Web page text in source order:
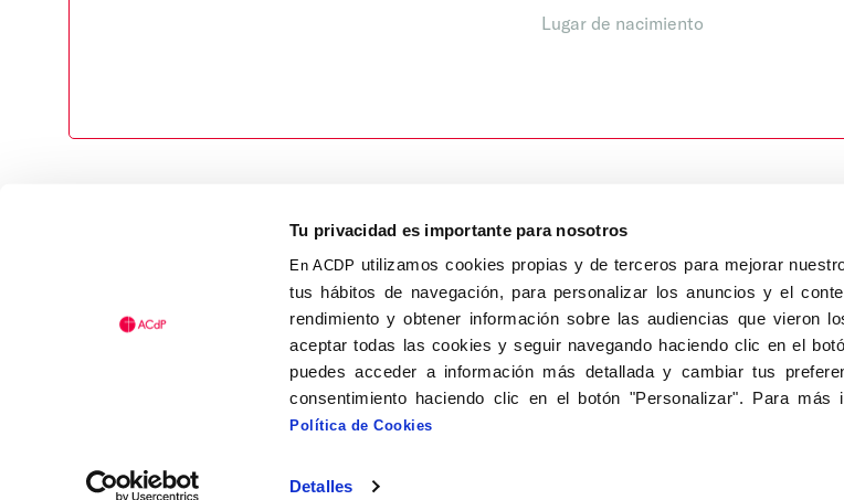
Tu privacidad es importante para nosotros
En ACDP utilizamos cookies propias y de terceros para mejorar
tus hábitos de navegación, para personalizar los anuncios y el
rendimiento y obtener información sobre las audiencias que vieron
aceptar todas las cookies y seguir navegando haciendo clic en el
puedes acceder a información más detallada y cambiar tus
consentimiento haciendo clic en el botón "Personalizar". Para más
Política de Cookies
Detalles
Lugar de nacimiento
Calle Isaac Peral, 58 C.P.: 28040, Madrid
Tel (+34) 91 456 63 27
Fax: (+34) 91 535 19 98
acdp@acdp.es
Aviso